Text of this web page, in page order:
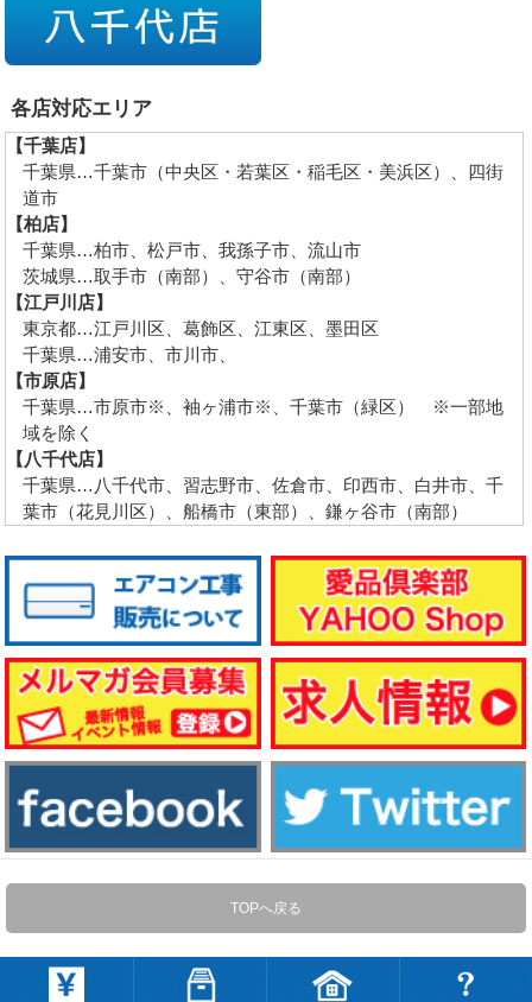
各店対応エリア
【千葉店】
千葉県…千葉市（中央区・若葉区・稲毛区・美浜区）、四街
道市
【柏店】
千葉県…柏市、松戸市、我孫子市、流山市
茨城県…取手市（南部）、守谷市（南部）
【江戸川店】
東京都…江戸川区、葛飾区、江東区、墨田区
千葉県…浦安市、市川市、
【市原店】
千葉県…市原市※、袖ヶ浦市※、千葉市（緑区） ※一部地
域を除く
【八千代店】
千葉県…八千代市、習志野市、佐倉市、印西市、白井市、千
葉市（花見川区）、船橋市（東部）、鎌ヶ谷市（南部）
TOPへ戻る